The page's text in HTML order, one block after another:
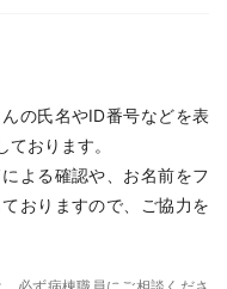
の氏名やID番号などを表
おります。
よる確認や、お名前をフ
おりますので、ご協力を